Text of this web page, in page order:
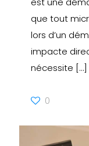
que tout
lors d’un
impacte
nécessite […]
0